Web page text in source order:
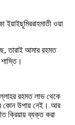
ইয়াইছূমিররাহমাতী ওয়া
তারাই আমার রহমত
রহমত লাভ থেকে
কোন উপায় নেই। আর
ক্রিয়ায় ব্যক্ত করা